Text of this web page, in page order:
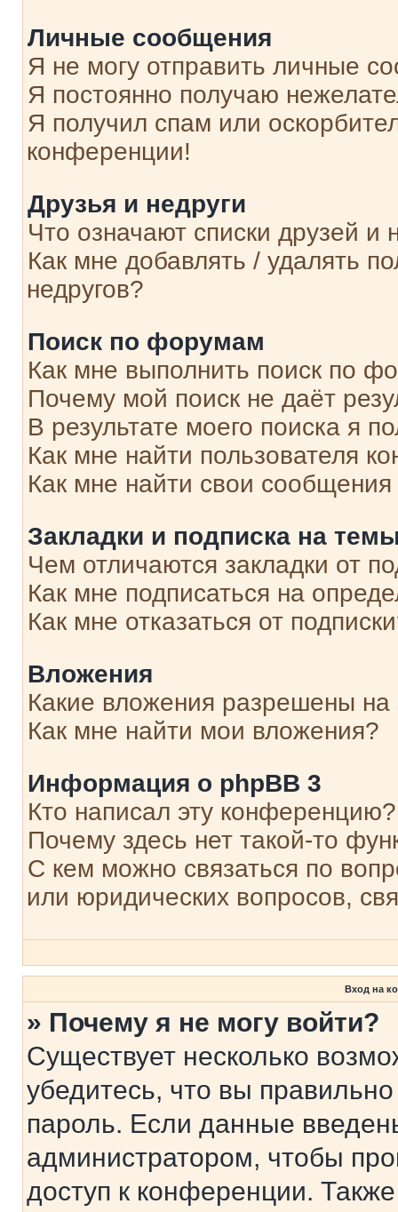
Личные сообщения
Я не могу отправить личные
Я постоянно получаю
Я получил спам или
конференции!
Друзья и недруги
Что означают списки друзей и
Как мне добавлять / удалять
недругов?
Поиск по форумам
Как мне выполнить поиск по
Почему мой поиск не даёт
В результате моего поиска я
Как мне найти пользователя
Как мне найти свои
Закладки и подписка на
Чем отличаются закладки от
Как мне подписаться на
Как мне отказаться от
Вложения
Какие вложения разрешены
Как мне найти мои вложения?
Информация о phpBB 3
Кто написал эту конференцию?
Почему здесь нет такой-то
С кем можно связаться по
или юридических вопросов,
Вход на
» Почему я не могу войти?
Существует несколько
убедитесь, что вы
пароль. Если данные
администратором, чтобы
доступ к конференции.